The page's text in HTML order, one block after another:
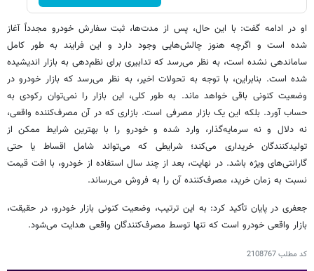
او در ادامه گفت: با این حال، پس از مدت‌ها، ثبت سفارش خودرو مجدداً آغاز
شده است و اگرچه هنوز چالش‌هایی وجود دارد و این فرایند به طور کامل
ساماندهی نشده است، به نظر می‌رسد که تدابیری برای نظم‌دهی به بازار اندیشیده
شده است. بنابراین، با توجه به تحولات اخیر، به نظر می‌رسد که بازار خودرو در
وضعیت کنونی باقی خواهد ماند. به طور کلی، این بازار را نمی‌توان رکودی به
حساب آورد. بلکه این یک بازار مصرفی است. بازاری که در آن مصرف‌کننده واقعی،
نه دلال و نه سرمایه‌گذار، وارد شده و خودرو را با بهترین شرایط ممکن از
تولیدکنندگان خریداری می‌کند؛ شرایطی که می‌تواند شامل اقساط یا حتی
گارانتی‌های ویژه باشد. در نهایت، بعد از چند سال استفاده از خودرو، با افت قیمت
نسبت به زمان خرید، مصرف‌کننده آن را به فروش می‌رساند.
جعفری در پایان تأکید کرد: به این ترتیب، وضعیت کنونی بازار خودرو، در حقیقت،
بازار واقعی خودرو است که تنها توسط مصرف‌کنندگان واقعی هدایت می‌شود.
کد مطلب2108767